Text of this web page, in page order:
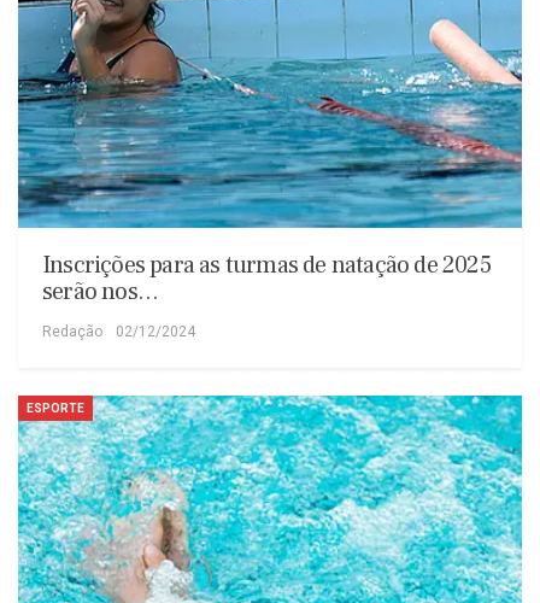
Inscrições para as turmas de natação de 2025
serão nos…
Redação 02/12/2024
ESPORTE